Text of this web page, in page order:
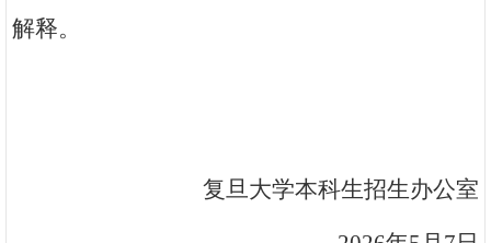
解释。
复旦大学本科生招生办公室